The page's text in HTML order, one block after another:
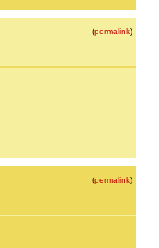
(permalink)
(permalink)